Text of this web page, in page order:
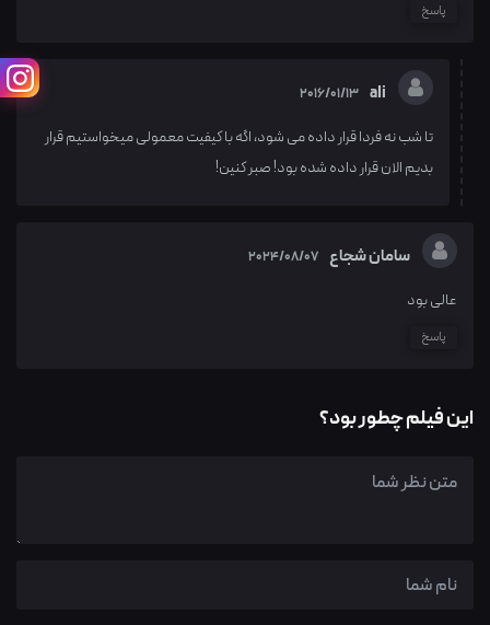
پاسخ
ali
2016/01/13
تا شب نه فردا قرار داده می شود، اگه با کیفیت معمولی میخواستیم قرار
بدیم الان قرار داده شده بود! صبر کنین!
سامان شجاع 2024/08/07
عالی بود
پاسخ
این فیلم چطور بود؟